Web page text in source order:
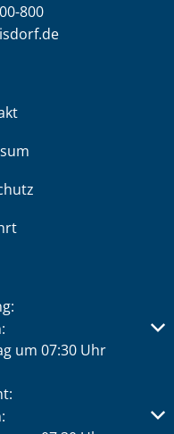
800
Schließzeiten
um 07:30 Uhr
Schließzeiten